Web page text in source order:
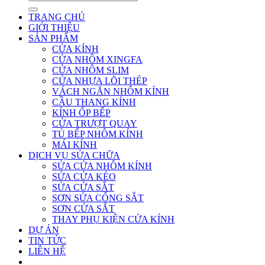
kiếm:
TRANG CHỦ
GIỚI THIỆU
SẢN PHẨM
CỬA KÍNH
CỬA NHÔM XINGFA
CỬA NHÔM SLIM
CỬA NHỰA LÕI THÉP
VÁCH NGĂN NHÔM KÍNH
CẦU THANG KÍNH
KÍNH ỐP BẾP
CỬA TRƯỢT QUAY
TỦ BẾP NHÔM KÍNH
MÁI KÍNH
DỊCH VỤ SỬA CHỮA
SỬA CỬA NHÔM KÍNH
SỬA CỬA KÉO
SỬA CỬA SẮT
SƠN SỬA CỔNG SẮT
SƠN CỬA SẮT
THAY PHỤ KIỆN CỬA KÍNH
DỰ ÁN
TIN TỨC
LIÊN HỆ